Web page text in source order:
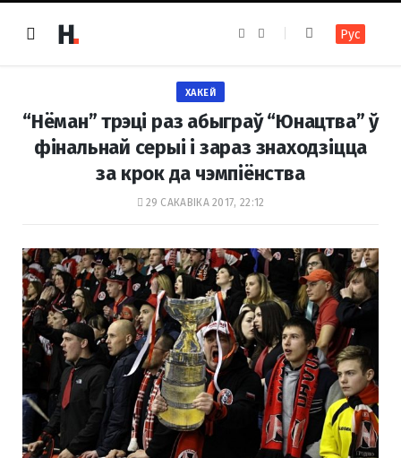
e
k
t
a
Рус
ХАКЕЙ
“Нёман” трэці раз абыграў “Юнацтва” ў
фінальнай серыi і зараз знаходзіцца
за крок да чэмпіёнства
29 САКАВІКА 2017, 22:12